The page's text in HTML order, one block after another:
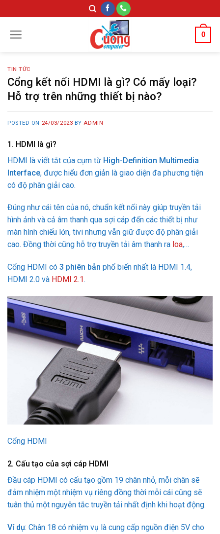
to
content
0
TIN TỨC
Cổng kết nối HDMI là gì? Có mấy loại?
Hỗ trợ trên những thiết bị nào?
POSTED ON 24/03/2023 BY ADMIN
1. HDMI là gì?
HDMI là viết tắt của cụm từ High-Definition Multimedia
Interface, được hiểu đơn giản là giao diện đa phương tiện
có độ phân giải cao.
Đúng như cái tên của nó, chuẩn kết nối này giúp truyền tải
hình ảnh và cả âm thanh qua sợi cáp đến các thiết bị như
màn hình chiếu lớn, tivi nhưng vẫn giữ được độ phân giải
cao. Đồng thời cũng hỗ trợ truyền tải âm thanh ra loa,…
Cổng HDMI có 3 phiên bản phổ biến nhất là HDMI 1.4,
HDMI 2.0 và HDMI 2.1.
Cổng HDMI
2. Cấu tạo của sợi cáp HDMI
Đầu cáp HDMI có cấu tạo gồm 19 chân nhỏ, mỗi chân sẽ
đảm nhiệm một nhiệm vụ riêng đồng thời mỗi cái cũng sẽ
tuân thủ một nguyên tắc truyền tải nhất định khi hoạt động.
Ví dụ: Chân 18 có nhiệm vụ là cung cấp nguồn điện 5V cho